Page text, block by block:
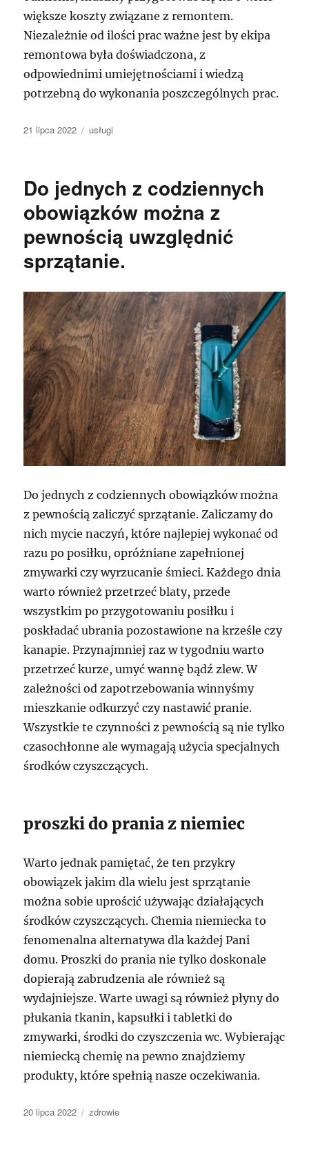
większe koszty związane z remontem.
Niezależnie od ilości prac ważne jest by ekipa
remontowa była doświadczona, z
odpowiednimi umiejętnościami i wiedzą
potrzebną do wykonania poszczególnych prac.
Data
21 lipca 2022 Kategorie
usługi
Do jednych z codziennych
obowiązków można z
pewnością uwzględnić
sprzątanie.
Do jednych z codziennych obowiązków można
z pewnością zaliczyć sprzątanie. Zaliczamy do
nich mycie naczyń, które najlepiej wykonać od
razu po posiłku, opróżniane zapełnionej
zmywarki czy wyrzucanie śmieci. Każdego dnia
warto również przetrzeć blaty, przede
wszystkim po przygotowaniu posiłku i
poskładać ubrania pozostawione na krześle czy
kanapie. Przynajmniej raz w tygodniu warto
przetrzeć kurze, umyć wannę bądź zlew. W
zależności od zapotrzebowania winnyśmy
mieszkanie odkurzyć czy nastawić pranie.
Wszystkie te czynności z pewnością są nie tylko
czasochłonne ale wymagają użycia specjalnych
środków czyszczących.
proszki do prania z niemiec
Warto jednak pamiętać, że ten przykry
obowiązek jakim dla wielu jest sprzątanie
można sobie uprościć używając działających
środków czyszczących. Chemia niemiecka to
fenomenalna alternatywa dla każdej Pani
domu. Proszki do prania nie tylko doskonale
dopierają zabrudzenia ale również są
wydajniejsze. Warte uwagi są również płyny do
płukania tkanin, kapsułki i tabletki do
zmywarki, środki do czyszczenia wc. Wybierając
niemiecką chemię na pewno znajdziemy
produkty, które spełnią nasze oczekiwania.
Data
20 lipca 2022 Kategorie
zdrowie